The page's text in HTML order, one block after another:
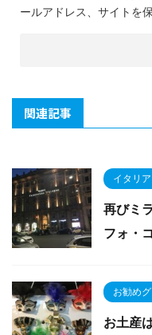
ールアドレス、サイトを保
関連記事
イタリア
再びミ
フォ・
お勧め
お土産